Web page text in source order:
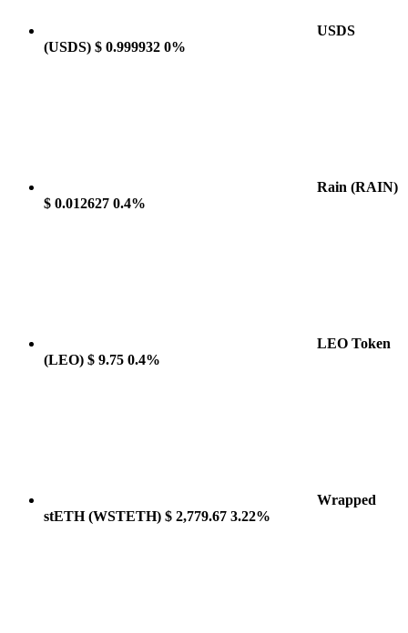
USDS
(USDS) $ 0.999932 0%
Rain (RAIN)
$ 0.012627 0.4%
LEO Token
(LEO) $ 9.75 0.4%
Wrapped
stETH(WSTETH) $ 2,779.67 3.22%